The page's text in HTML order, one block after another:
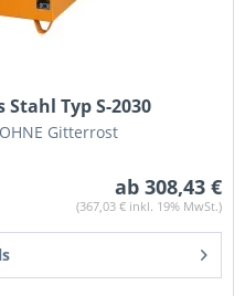
Typ S-2030
Gitterrost
ab 308,43 €
(367,03 € inkl. 19% MwSt.)